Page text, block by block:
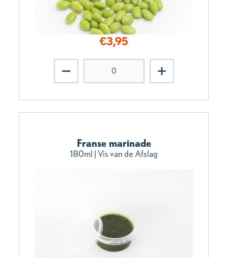
€3,95
Franse marinade
180ml | Vis van de Afslag